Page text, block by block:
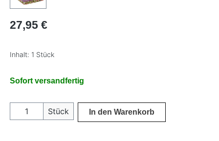
Regulärer Preis:
27,95 €
Inhalt: 1 Stück
Sofort versandfertig
Produkt Anzahl: Gib den gewünschten
Stück In den Warenkorb